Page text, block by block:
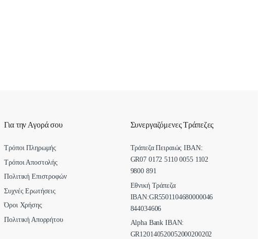
Για την Αγορά σου
Τρόποι Πληρωμής
Τρόποι Αποστολής
Πολιτική Επιστροφών
Συχνές Ερωτήσεις
Όροι Χρήσης
Πολιτική Απορρήτου
Συνεργαζόμενες Τράπεζες
Τράπεζα Πειραιώς IBAN:
GR07 0172 5110 0055 1102
9800 891
Εθνική Τράπεζα
ΙΒΑΝ:GR5501104680000046
844034606
Alpha Bank ΙΒΑΝ:
GR120140520052000200202